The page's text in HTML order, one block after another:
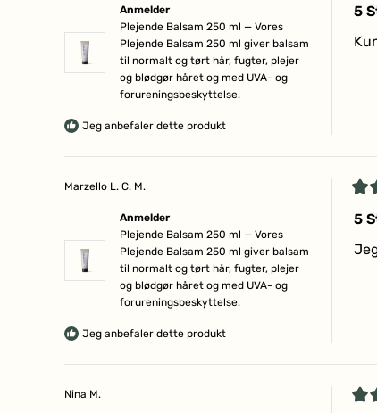
Anmelder
Plejende Balsam 250 ml — Vores
Plejende Balsam 250 ml giver balsam
til normalt og tørt hår, fugter, plejer
og blødgør håret og med UVA- og
forureningsbeskyttelse.
Jeg anbefaler dette produkt
5
af
5
Marzello L. C. M.
Anmelder
Plejende Balsam 250 ml — Vores
Plejende Balsam 250 ml giver balsam
til normalt og tørt hår, fugter, plejer
og blødgør håret og med UVA- og
forureningsbeskyttelse.
Jeg anbefaler dette produkt
5
af
5
5
Nina M.